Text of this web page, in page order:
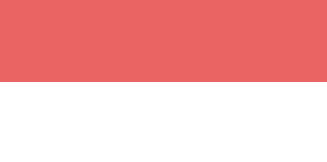
花美人5人の「花のある暮らし」
美